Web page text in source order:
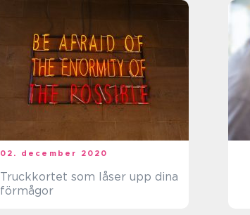
02. december 2020
Truckkortet som låser upp dina
förmågor